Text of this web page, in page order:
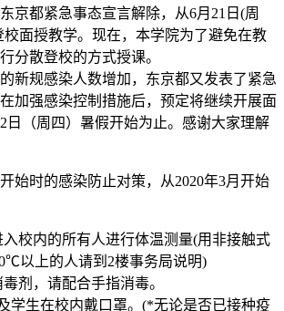
京都紧急事态宣言解除，从6月21日(周
面授教学。现在，本学院为了避免在教
分散登校的方式授课。
规感染人数增加，东京都又发表了紧急
加强感染控制措施后，预定将继续开展面
日（周四）暑假开始为止。感谢大家理解
时的感染防止对策，从2020年3月开始
入校内的所有人进行体温测量(用非接触式
以上的人请到2楼事务局说明)
剂，请配合手指消毒。
学生在校内戴口罩。(*无论是否已接种疫